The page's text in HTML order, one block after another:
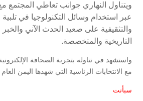
ويتناول النهاري جوانب تعاطي المجتمع
عبر استخدام وسائل التكنولوجيا في تلبية
والتثقيفية على صعيد الحدث الآني
التاريخية والمتخصصة.
واستشهد في تناوله بتجربة الصحافة
مع الانتخابات الرئاسية التي شهدها اليمن العام 2006م.
سبأنت